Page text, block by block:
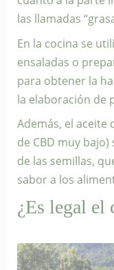
las llamadas
En la cocina se
ensaladas o
para obtener la
la elaboración de
Además, el aceite
de CBD muy
de las semillas,
sabor a los
¿Es legal el